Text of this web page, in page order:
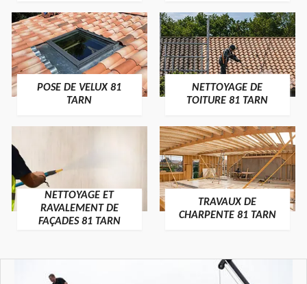
POSE DE VELUX 81
TARN
NETTOYAGE DE
TOITURE 81 TARN
NETTOYAGE ET
RAVALEMENT DE
FAÇADES 81 TARN
TRAVAUX DE
CHARPENTE 81 TARN